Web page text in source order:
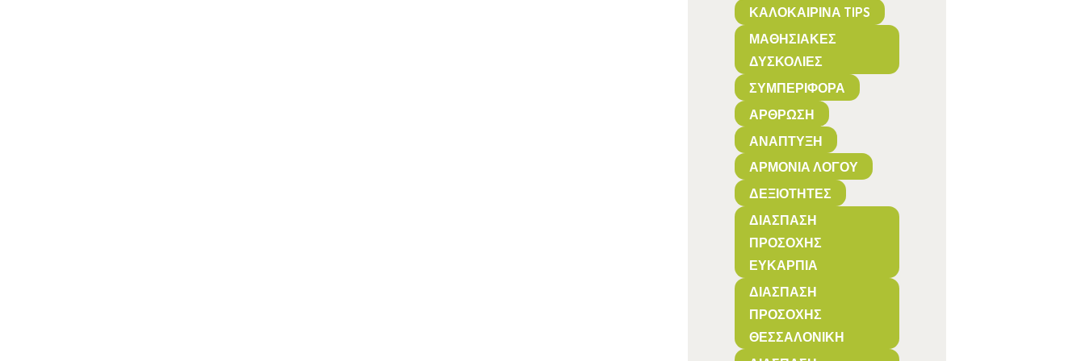
ΚΑΛΟΚΑΙΡΙΝΆ TIPS
ΜΑΘΗΣΙΑΚΈΣ
ΔΥΣΚΟΛΊΕΣ
ΣΥΜΠΕΡΙΦΟΡΆ
ΆΡΘΡΩΣΗ
ΑΝΆΠΤΥΞΗ
ΑΡΜΟΝΊΑ ΛΌΓΟΥ
ΔΕΞΙΌΤΗΤΕΣ
ΔΙΆΣΠΑΣΗ
ΠΡΟΣΟΧΉΣ
ΕΥΚΑΡΠΊΑ
ΔΙΆΣΠΑΣΗ
ΠΡΟΣΟΧΉΣ
ΘΕΣΣΑΛΟΝΊΚΗ